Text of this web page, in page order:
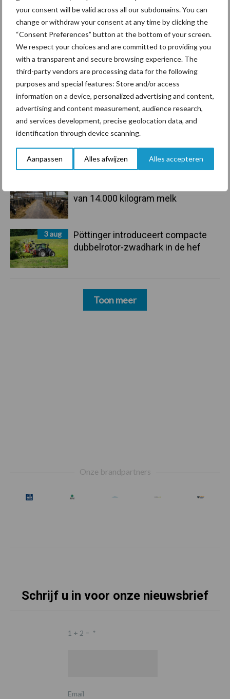
your consent will be valid across all our subdomains. You can
change or withdraw your consent at any time by clicking the
“Consent Preferences” button at the bottom of your screen.
We respect your choices and are committed to providing you
with a transparent and secure browsing experience. The
third-party vendors are processing data for the following
purposes and special features: Store and/or access
information on a device, personalized advertising and content,
advertising and content measurement, audience research,
and services development, precise geolocation data, and
identification through device scanning.
Aanpassen Alles afwijzen Alles accepteren
Sidebar
Recent nieuws
6 aug
ForFarmers ziet volume en
marktaandeel groeien in krimpende
Nederlandse markt
6 aug
Tien praktische tips voor een
langere levensduur
5 aug
“Vraag naar praktische
hygieneoplossingen is in Polen
groter dan ooit”
van 14.000 kilogram melk
3 aug
Pöttinger introduceert compacte
dubbelrotor-zwadhark in de hef
Toon meer
Onze brandpartners
Schrijf u in voor onze nieuwsbrief
1 + 2 = *
Email